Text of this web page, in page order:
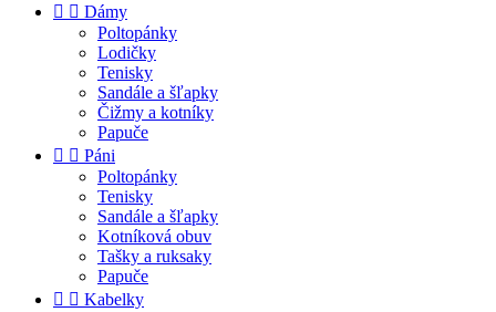
  Dámy
Poltopánky
Lodičky
Tenisky
Sandále a šľapky
Čižmy a kotníky
Papuče
  Páni
Poltopánky
Tenisky
Sandále a šľapky
Kotníková obuv
Tašky a ruksaky
Papuče
  Kabelky